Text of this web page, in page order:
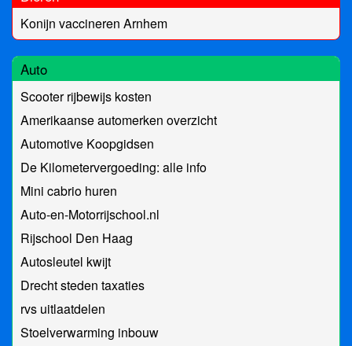
Konijn vaccineren Arnhem
Auto
Scooter rijbewijs kosten
Amerikaanse automerken overzicht
Automotive Koopgidsen
De Kilometervergoeding: alle info
Mini cabrio huren
Auto-en-Motorrijschool.nl
Rijschool Den Haag
Autosleutel kwijt
Drecht steden taxaties
rvs uitlaatdelen
Stoelverwarming inbouw